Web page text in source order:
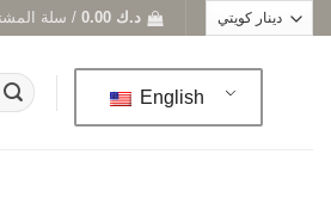
سلة المشتريات / د.ك
English